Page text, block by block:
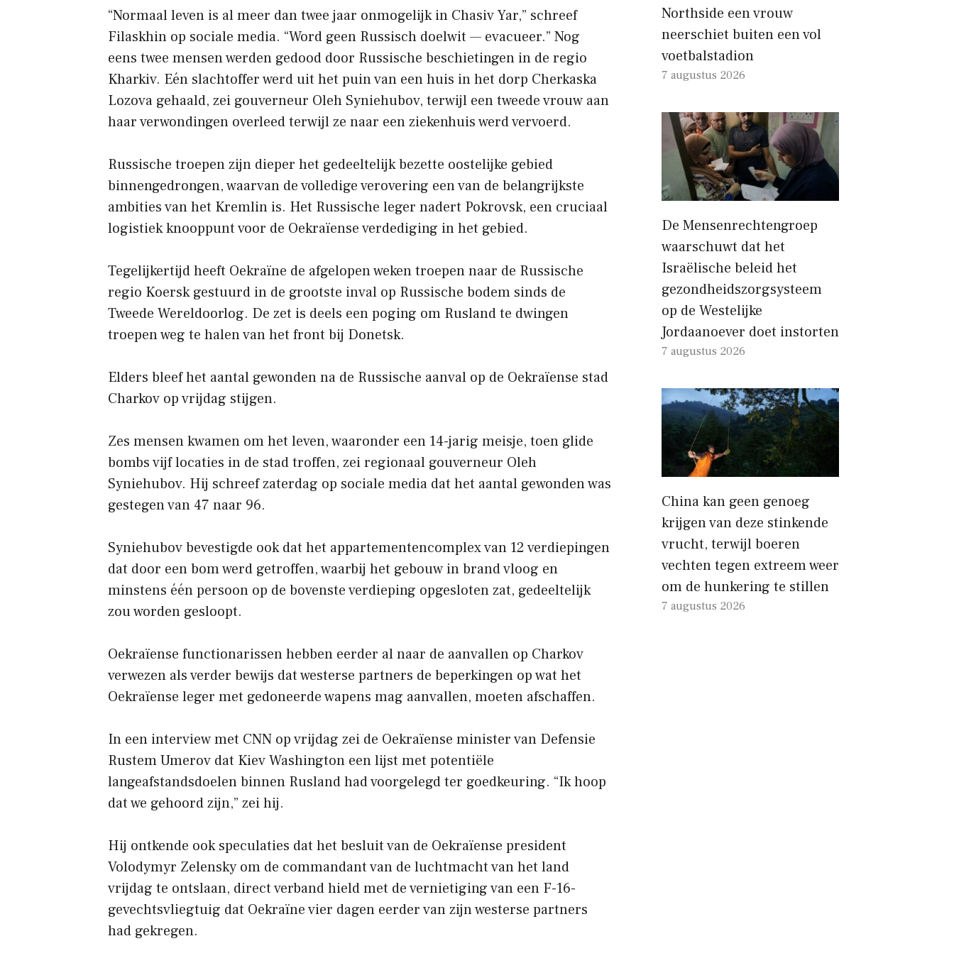
“Normaal leven is al meer dan twee jaar onmogelijk in Chasiv Yar,” schreef
Filaskhin op sociale media. “Word geen Russisch doelwit — evacueer.” Nog
eens twee mensen werden gedood door Russische beschietingen in de regio
Kharkiv. Eén slachtoffer werd uit het puin van een huis in het dorp Cherkaska
Lozova gehaald, zei gouverneur Oleh Syniehubov, terwijl een tweede vrouw aan
haar verwondingen overleed terwijl ze naar een ziekenhuis werd vervoerd.
Russische troepen zijn dieper het gedeeltelijk bezette oostelijke gebied
binnengedrongen, waarvan de volledige verovering een van de belangrijkste
ambities van het Kremlin is. Het Russische leger nadert Pokrovsk, een cruciaal
logistiek knooppunt voor de Oekraïense verdediging in het gebied.
Tegelijkertijd heeft Oekraïne de afgelopen weken troepen naar de Russische
regio Koersk gestuurd in de grootste inval op Russische bodem sinds de
Tweede Wereldoorlog. De zet is deels een poging om Rusland te dwingen
troepen weg te halen van het front bij Donetsk.
Elders bleef het aantal gewonden na de Russische aanval op de Oekraïense stad
Charkov op vrijdag stijgen.
Zes mensen kwamen om het leven, waaronder een 14-jarig meisje, toen glide
bombs vijf locaties in de stad troffen, zei regionaal gouverneur Oleh
Syniehubov. Hij schreef zaterdag op sociale media dat het aantal gewonden was
gestegen van 47 naar 96.
Syniehubov bevestigde ook dat het appartementencomplex van 12 verdiepingen
dat door een bom werd getroffen, waarbij het gebouw in brand vloog en
minstens één persoon op de bovenste verdieping opgesloten zat, gedeeltelijk
zou worden gesloopt.
Oekraïense functionarissen hebben eerder al naar de aanvallen op Charkov
verwezen als verder bewijs dat westerse partners de beperkingen op wat het
Oekraïense leger met gedoneerde wapens mag aanvallen, moeten afschaffen.
In een interview met CNN op vrijdag zei de Oekraïense minister van Defensie
Rustem Umerov dat Kiev Washington een lijst met potentiële
langeafstandsdoelen binnen Rusland had voorgelegd ter goedkeuring. “Ik hoop
dat we gehoord zijn,” zei hij.
Hij ontkende ook speculaties dat het besluit van de Oekraïense president
Volodymyr Zelensky om de commandant van de luchtmacht van het land
vrijdag te ontslaan, direct verband hield met de vernietiging van een F-16-
gevechtsvliegtuig dat Oekraïne vier dagen eerder van zijn westerse partners
had gekregen.
Northside een vrouw
neerschiet buiten een vol
voetbalstadion
7 augustus 2026
De Mensenrechtengroep
waarschuwt dat het
Israëlische beleid het
gezondheidszorgsysteem
op de Westelijke
Jordaanoever doet instorten
7 augustus 2026
China kan geen genoeg
krijgen van deze stinkende
vrucht, terwijl boeren
vechten tegen extreem weer
om de hunkering te stillen
7 augustus 2026